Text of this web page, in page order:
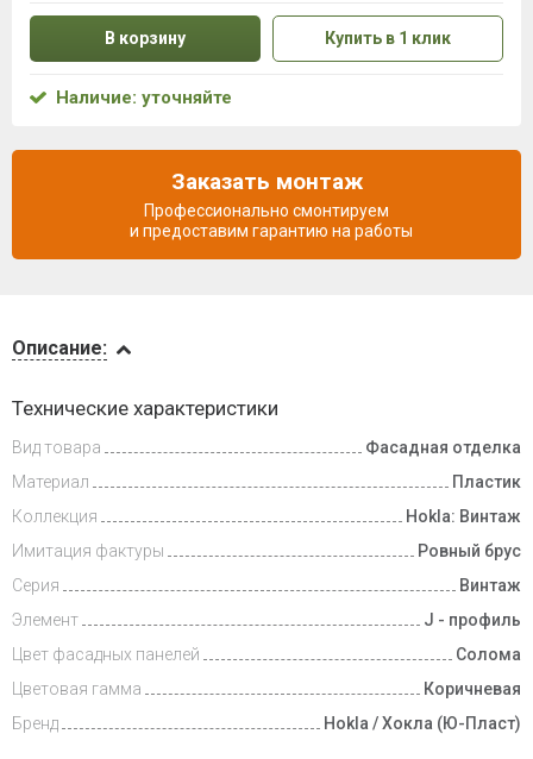
и оплата
Описание:
Технические характеристики
Вид товара
Фасадная отделка
Материал
Пластик
Коллекция
Hokla: Винтаж
Имитация фактуры
Ровный брус
Серия
Винтаж
Элемент
J - профиль
Цвет фасадных панелей
Солома
Цветовая гамма
Коричневая
Бренд
Hokla / Хокла (Ю-Пласт)
В корзину Купить в 1 клик
Наличие: уточняйте
Заказать монтаж
Профессионально смонтируем
и предоставим гарантию на работы